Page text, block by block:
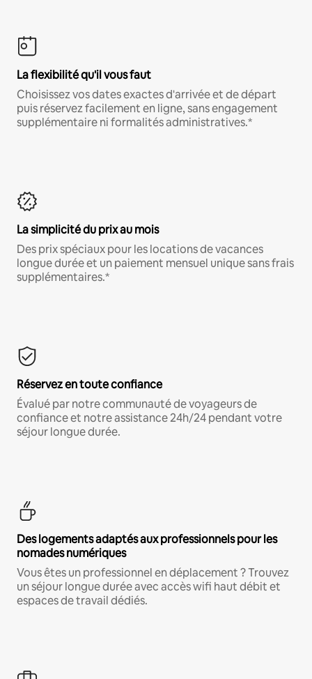
La flexibilité qu'il vous faut
Choisissez vos dates exactes d'arrivée et de départ
puis réservez facilement en ligne, sans engagement
supplémentaire ni formalités administratives.*
La simplicité du prix au mois
Des prix spéciaux pour les locations de vacances
longue durée et un paiement mensuel unique sans frais
supplémentaires.*
Réservez en toute confiance
Évalué par notre communauté de voyageurs de
confiance et notre assistance 24h/24 pendant votre
séjour longue durée.
Des logements adaptés aux professionnels pour les
nomades numériques
Vous êtes un professionnel en déplacement ? Trouvez
un séjour longue durée avec accès wifi haut débit et
espaces de travail dédiés.